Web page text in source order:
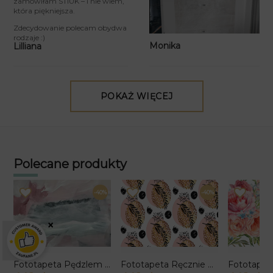
która piękniejsza.
Zdecydowanie polecam obydwa
rodzaje :)
Lilliana Monika
POKAŻ WIĘCEJ
Polecane produkty
-40%
Fototapeta Pędzlem Malowane
-40%
Fototapeta Ręcznie Malowane
×